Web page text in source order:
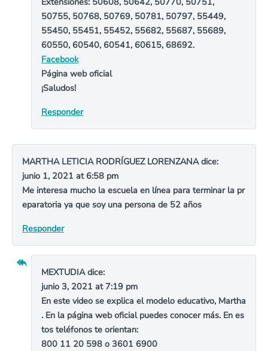
50755, 50768, 50769, 50781, 50797, 55449,
55450, 55451, 55452, 55682, 55687, 55689,
60550, 60540, 60541, 60615, 68692.
Facebook
Página web oficial
¡Saludos!
Responder
MARTHA LETICIA RODRÍGUEZ LORENZANAdice:
junio 1, 2021 at 6:58 pm
Me interesa mucho la escuela en línea para terminar la pr
eparatoria ya que soy una persona de 52 años
Responder
MEXTUDIAdice:
junio 3, 2021 at 7:19 pm
En este video se explica el modelo educativo, Martha
. En la página web oficial puedes conocer más. En es
tos teléfonos te orientan:
800 11 20 598 o 3601 6900